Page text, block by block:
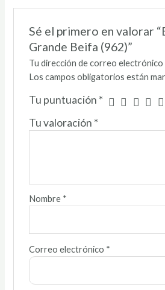
Sé el primero en valorar
Grande Beifa (962)”
Tu dirección de correo electrónico
Los campos obligatorios están
Tu puntuación *
Tu valoración *
Nombre *
Correo electrónico *